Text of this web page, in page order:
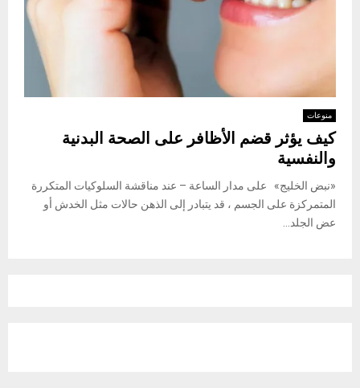
منوعات
كيف يؤثر قضم الأظافر على الصحة البدنية
والنفسية
«نبض الخليج» على مدار الساعة – عند مناقشة السلوكيات المتكررة
المتمركزة على الجسم ، قد يتبادر إلى الذهن حالات مثل الخدش أو
عض الجلد...